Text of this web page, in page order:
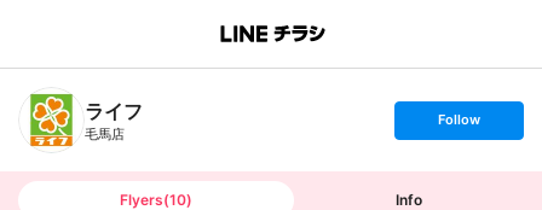
B
n
T
ライフ
毛馬店
s
t
o
Follow
Flyers(10) Info